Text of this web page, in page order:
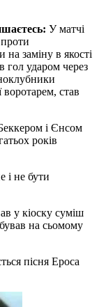
У матчі
на заміну в якості
гол ударом через
став
і Єнсом
років
і не бути
у кіоску суміш
на сьомому
пісня Ероса